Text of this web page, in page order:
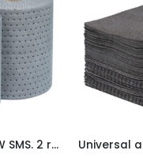
Universal rull HW SMS. 2 ruller